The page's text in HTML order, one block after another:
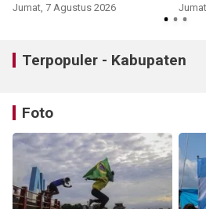
Jumat, 7 Agustus 2026
Terpopuler - Kabupaten
Foto